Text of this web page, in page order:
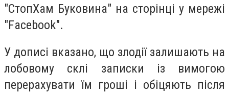
"СтопХам Буковина" на сторінці у мережі
"Facebook".
У дописі вказано, що злодії залишають на
лобовому склі записки із вимогою
перерахувати їм гроші і обіцяють після